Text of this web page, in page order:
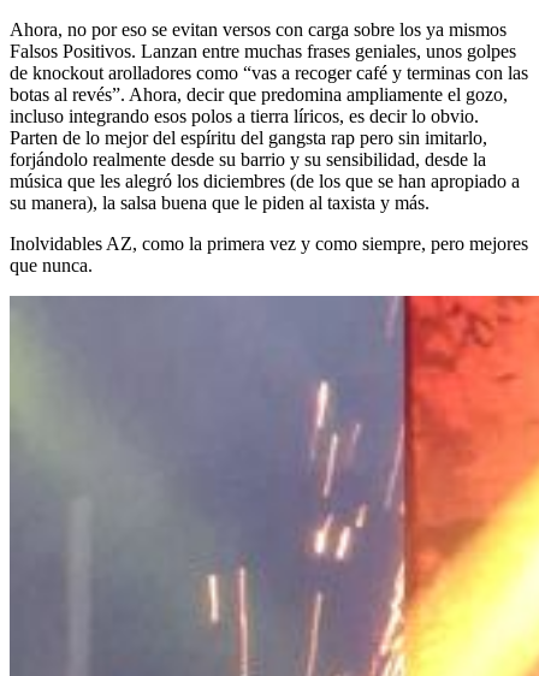
Ahora, no por eso se evitan versos con carga sobre los ya mismos
Falsos Positivos. Lanzan entre muchas frases geniales, unos golpes
de knockout arolladores como “vas a recoger café y terminas con las
botas al revés”. Ahora, decir que predomina ampliamente el gozo,
incluso integrando esos polos a tierra líricos, es decir lo obvio.
Parten de lo mejor del espíritu del gangsta rap pero sin imitarlo,
forjándolo realmente desde su barrio y su sensibilidad, desde la
música que les alegró los diciembres (de los que se han apropiado a
su manera), la salsa buena que le piden al taxista y más.
Inolvidables AZ, como la primera vez y como siempre, pero mejores
que nunca.